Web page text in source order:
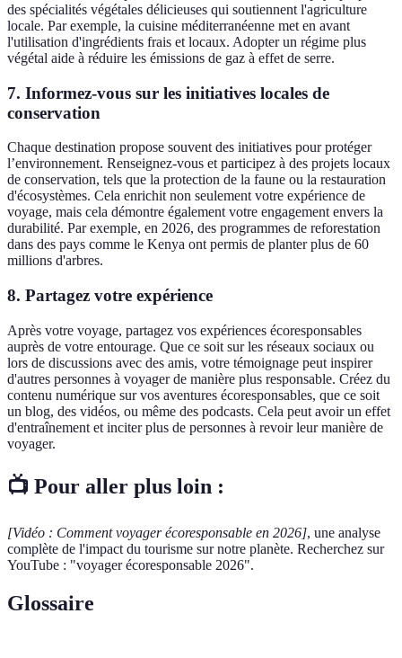
des spécialités végétales délicieuses qui soutiennent l'agriculture
locale. Par exemple, la cuisine méditerranéenne met en avant
l'utilisation d'ingrédients frais et locaux. Adopter un régime plus
végétal aide à réduire les émissions de gaz à effet de serre.
7. Informez-vous sur les initiatives locales de
conservation
Chaque destination propose souvent des initiatives pour protéger
l’environnement. Renseignez-vous et participez à des projets locaux
de conservation, tels que la protection de la faune ou la restauration
d'écosystèmes. Cela enrichit non seulement votre expérience de
voyage, mais cela démontre également votre engagement envers la
durabilité. Par exemple, en 2026, des programmes de reforestation
dans des pays comme le Kenya ont permis de planter plus de 60
millions d'arbres.
8. Partagez votre expérience
Après votre voyage, partagez vos expériences écoresponsables
auprès de votre entourage. Que ce soit sur les réseaux sociaux ou
lors de discussions avec des amis, votre témoignage peut inspirer
d'autres personnes à voyager de manière plus responsable. Créez du
contenu numérique sur vos aventures écoresponsables, que ce soit
un blog, des vidéos, ou même des podcasts. Cela peut avoir un effet
d'entraînement et inciter plus de personnes à revoir leur manière de
voyager.
📺 Pour aller plus loin :
[Vidéo : Comment voyager écoresponsable en 2026], une analyse
complète de l'impact du tourisme sur notre planète. Recherchez sur
YouTube : "voyager écoresponsable 2026".
Glossaire